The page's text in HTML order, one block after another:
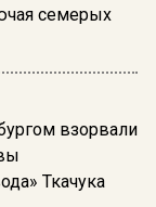
семерых
взорвали
Ткачука